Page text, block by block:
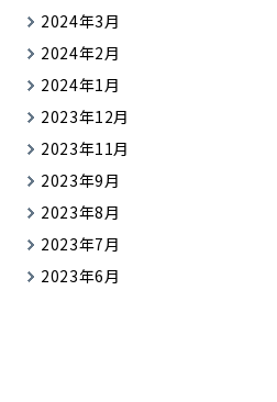
2024年3月
2024年2月
2024年1月
2023年12月
2023年11月
2023年9月
2023年8月
2023年7月
2023年6月